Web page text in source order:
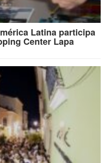
Latina participa
Center Lapa